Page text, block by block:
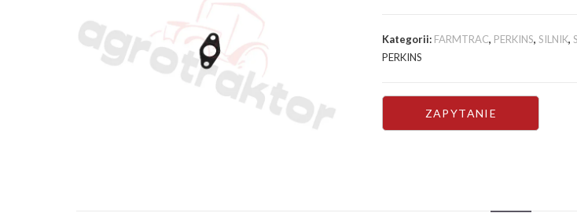
Kategorii: FARMTRAC, PERKINS,SILNIK,
PERKINS